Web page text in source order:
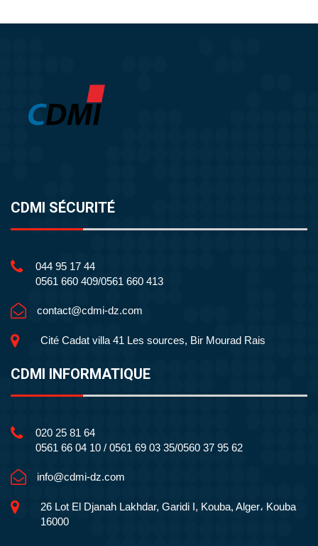
CDMI SÉCURITÉ
044 95 17 44
0561 660 409/0561 660 413
contact@cdmi-dz.com
Cité Cadat villa 41 Les sources, Bir Mourad Rais
CDMI INFORMATIQUE
020 25 81 64
0561 66 04 10 / 0561 69 03 35/0560 37 95 62
info@cdmi-dz.com
26 Lot El Djanah Lakhdar, Garidi I, Kouba, Alger، Kouba
16000